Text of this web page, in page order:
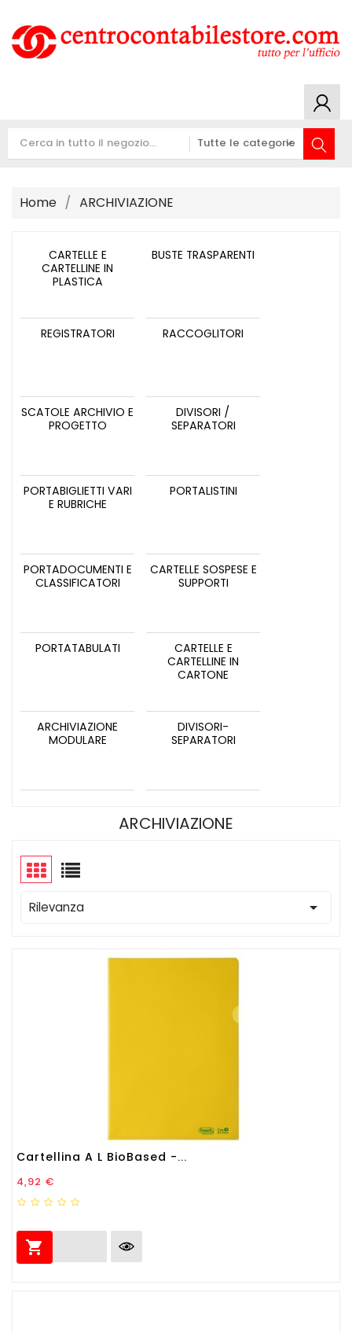
Home ARCHIVIAZIONE
CARTELLE E
CARTELLINE IN
PLASTICA
BUSTE TRASPARENTI
REGISTRATORI RACCOGLITORI
SCATOLE ARCHIVIO E
PROGETTO
DIVISORI /
SEPARATORI
PORTABIGLIETTI VARI
E RUBRICHE
PORTALISTINI
PORTADOCUMENTI E
CLASSIFICATORI
CARTELLE SOSPESE E
SUPPORTI
PORTATABULATI
CARTELLE E
CARTELLINE IN
CARTONE
ARCHIVIAZIONE
MODULARE
DIVISORI-
SEPARATORI
ARCHIVIAZIONE
Rilevanza 
Cartellina A L BioBased -...
Prezzo
4,92 €
